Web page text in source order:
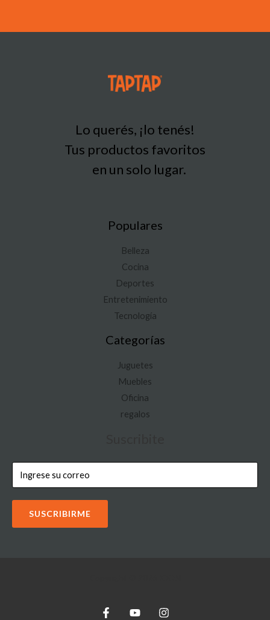
Lo querés, ¡lo tenés!
Tus productos favoritos
en un solo lugar.
Populares
Belleza
Cocina
Deportes
Entretenimiento
Tecnología
Categorías
Juguetes
Muebles
Oficina
regalos
SUSCRIBIRME